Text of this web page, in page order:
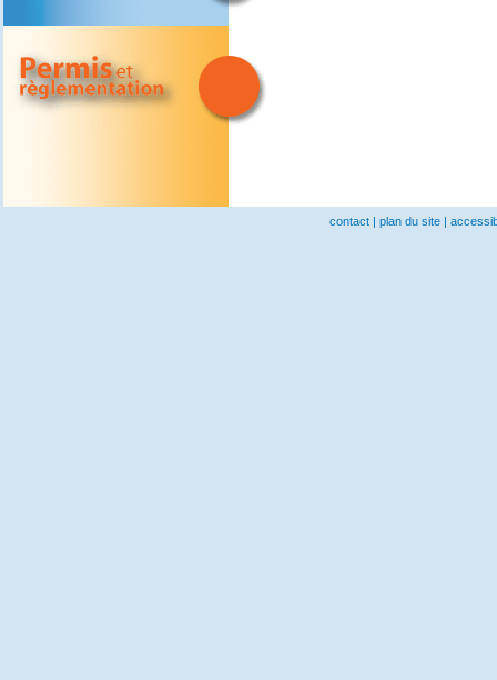
contact| plan du site|